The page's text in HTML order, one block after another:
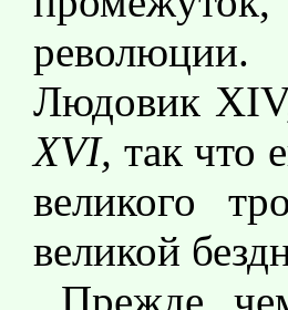
Людовик
XVI, так что
великого
великой
Прежде